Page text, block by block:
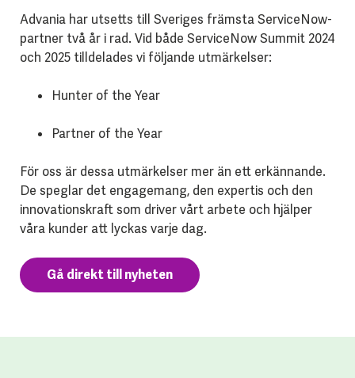
Advania har utsetts till Sveriges främsta ServiceNow-
partner två år i rad. Vid både ServiceNow Summit 2024
och 2025 tilldelades vi följande utmärkelser:
Hunter of the Year
Partner of the Year
För oss är dessa utmärkelser mer än ett erkännande.
De speglar det engagemang, den expertis och den
innovationskraft som driver vårt arbete och hjälper
våra kunder att lyckas varje dag.
Gå direkt till nyheten